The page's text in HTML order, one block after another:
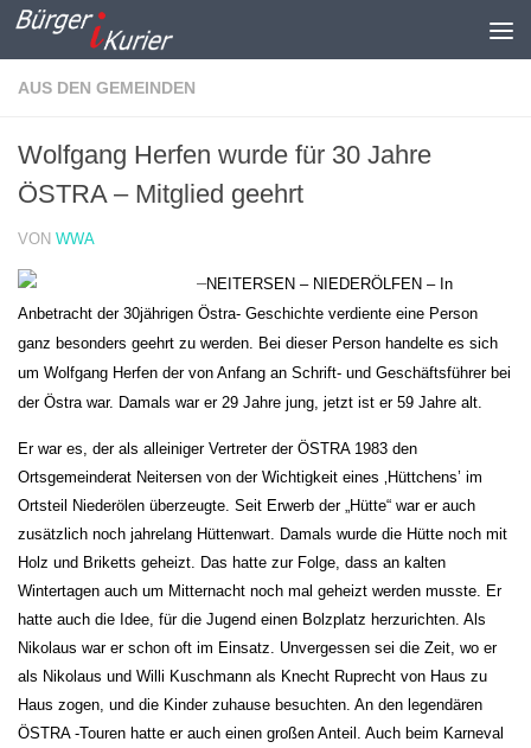
Zum Inhalt springen
AUS DEN GEMEINDEN
Wolfgang Herfen wurde für 30 Jahre
ÖSTRA – Mitglied geehrt
VON WWA
–NEITERSEN – NIEDERÖLFEN – In
Anbetracht der 30jährigen Östra- Geschichte verdiente eine Person
ganz besonders geehrt zu werden. Bei dieser Person handelte es sich
um Wolfgang Herfen der von Anfang an Schrift- und Geschäftsführer bei
der Östra war. Damals war er 29 Jahre jung, jetzt ist er 59 Jahre alt.
Er war es, der als alleiniger Vertreter der ÖSTRA 1983 den
Ortsgemeinderat Neitersen von der Wichtigkeit eines ‚Hüttchens’ im
Ortsteil Niederölen überzeugte. Seit Erwerb der „Hütte“ war er auch
zusätzlich noch jahrelang Hüttenwart. Damals wurde die Hütte noch mit
Holz und Briketts geheizt. Das hatte zur Folge, dass an kalten
Wintertagen auch um Mitternacht noch mal geheizt werden musste. Er
hatte auch die Idee, für die Jugend einen Bolzplatz herzurichten. Als
Nikolaus war er schon oft im Einsatz. Unvergessen sei die Zeit, wo er
als Nikolaus und Willi Kuschmann als Knecht Ruprecht von Haus zu
Haus zogen, und die Kinder zuhause besuchten. An den legendären
ÖSTRA -Touren hatte er auch einen großen Anteil. Auch beim Karneval